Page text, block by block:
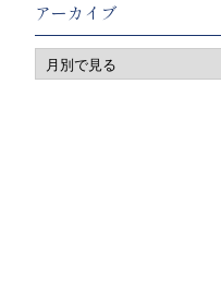
アーカイブ